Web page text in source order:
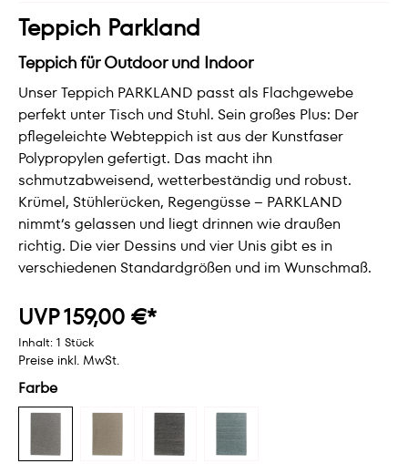
Teppich Parkland
Teppich für Outdoor und Indoor
Unser Teppich PARKLAND passt als Flachgewebe
perfekt unter Tisch und Stuhl. Sein großes Plus: Der
pflegeleichte Webteppich ist aus der Kunstfaser
Polypropylen gefertigt. Das macht ihn
schmutzabweisend, wetterbeständig und robust.
Krümel, Stühlerücken, Regengüsse – PARKLAND
nimmt‘s gelassen und liegt drinnen wie draußen
richtig. Die vier Dessins und vier Unis gibt es in
verschiedenen Standardgrößen und im Wunschmaß.
UVP 159,00 €*
Inhalt: 1 Stück
Preise inkl. MwSt.
Farbe